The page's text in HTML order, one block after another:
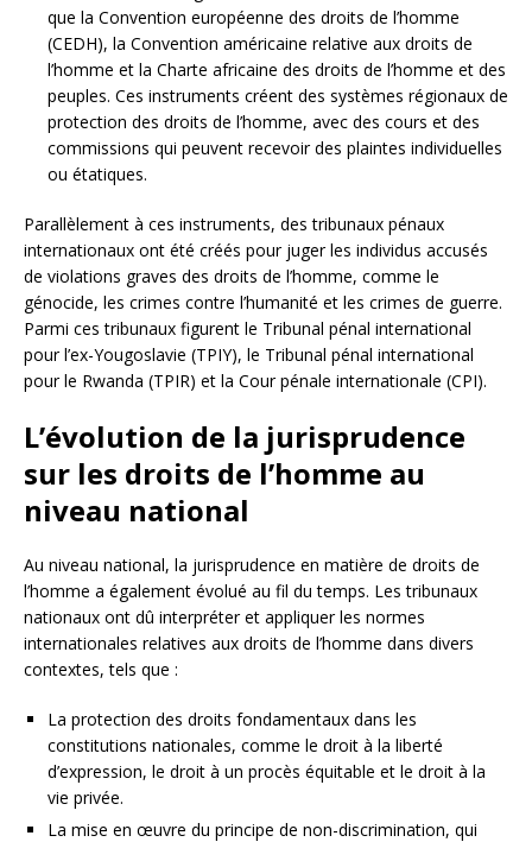
que la Convention européenne des droits de l’homme
(CEDH), la Convention américaine relative aux droits de
l’homme et la Charte africaine des droits de l’homme et des
peuples. Ces instruments créent des systèmes régionaux de
protection des droits de l’homme, avec des cours et des
commissions qui peuvent recevoir des plaintes individuelles
ou étatiques.
Parallèlement à ces instruments, des tribunaux pénaux
internationaux ont été créés pour juger les individus accusés
de violations graves des droits de l’homme, comme le
génocide, les crimes contre l’humanité et les crimes de guerre.
Parmi ces tribunaux figurent le Tribunal pénal international
pour l’ex-Yougoslavie (TPIY), le Tribunal pénal international
pour le Rwanda (TPIR) et la Cour pénale internationale (CPI).
L’évolution de la jurisprudence
sur les droits de l’homme au
niveau national
Au niveau national, la jurisprudence en matière de droits de
l’homme a également évolué au fil du temps. Les tribunaux
nationaux ont dû interpréter et appliquer les normes
internationales relatives aux droits de l’homme dans divers
contextes, tels que :
La protection des droits fondamentaux dans les
constitutions nationales, comme le droit à la liberté
d’expression, le droit à un procès équitable et le droit à la
vie privée.
La mise en œuvre du principe de non-discrimination, qui